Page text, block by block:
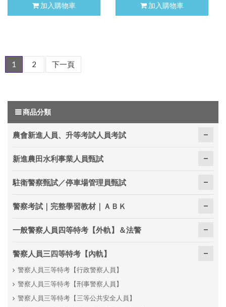
加入購物車 加入購物車
1 2 下一頁
商品分類
農會新進人員、升等考試人員考試
新進農田水利事業人員甄試
駐衛警察甄試／停車場管理員甄試
警察考試｜完整學習教材｜ＡＢＫ
一般警察人員四等特考【外軌】＆法警
警察人員三四等特考【內軌】
警察人員三等特考【行政警察人員】
警察人員三等特考【刑事警察人員】
警察人員三等特考【三等公共安全人員】